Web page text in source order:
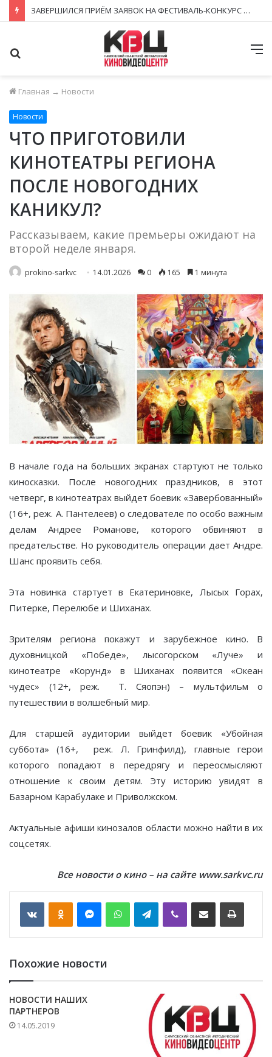
ЗАВЕРШИЛСЯ ПРИЁМ ЗАЯВОК НА ФЕСТИВАЛЬ-КОНКУРС «КИНОВЕРТИКАЛЬ 2026»
Главная → Новости
Новости
ЧТО ПРИГОТОВИЛИ
КИНОТЕАТРЫ РЕГИОНА
ПОСЛЕ НОВОГОДНИХ
КАНИКУЛ?
Рассказываем, какие премьеры ожидают на
второй неделе января.
prokino-sarkvc 14.01.2026 0 165 1 минута
В начале года на больших экранах стартуют не только
киносказки. После новогодних праздников, в этот
четверг, в кинотеатрах выйдет боевик «Завербованный»
(16+, реж. А. Пантелеев) о следователе по особо важным
делам Андрее Романове, которого обвиняют в
предательстве. Но руководитель операции дает Андре.
Шанс проявить себя.
Эта новинка стартует в Екатериновке, Лысых Горах,
Питерке, Перелюбе и Шиханах.
Зрителям региона покажут и зарубежное кино. В
духовницкой «Победе», лысогорском «Луче» и
кинотеатре «Корунд» в Шиханах появится «Океан
чудес» (12+, реж. Т. Сяопэн) – мультфильм о
путешествии в волшебный мир.
Для старшей аудитории выйдет боевик «Убойная
суббота» (16+, реж. Л. Гринфилд), главные герои
которого попадают в передрягу и переосмысляют
отношение к своим детям. Эту историю увидят в
Базарном Карабулаке и Приволжском.
Актуальные афиши кинозалов области можно найти в их
соцсетях.
Все новости о кино – на сайте www.sarkvc.ru
VKontakte WhatsApp Telegram
Похожие новости
НОВОСТИ НАШИХ
ПАРТНЕРОВ
14.05.2019